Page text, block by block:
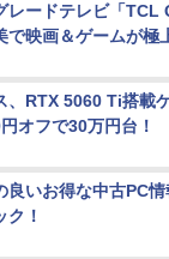
レードテレビ「TCL
で映画＆ゲームが極
、RTX 5060 Ti搭載
オフで30万円台！
良いお得な中古PC
ク！